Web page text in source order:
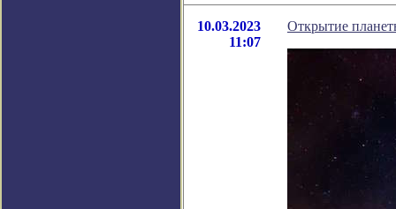
10.03.2023
11:07
Открытие